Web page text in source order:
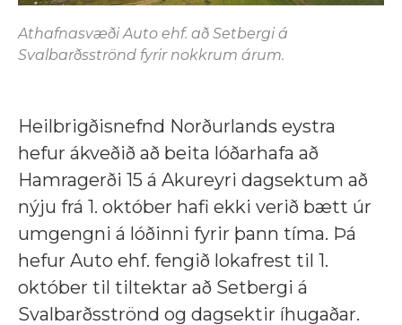
Athafnasvæði Auto ehf. að Setbergi á
Svalbarðsströnd fyrir nokkrum árum.
Heilbrigðisnefnd Norðurlands eystra
hefur ákveðið að beita lóðarhafa að
Hamragerði 15 á Akureyri dagsektum að
nýju frá 1. október hafi ekki verið bætt úr
umgengni á lóðinni fyrir þann tíma. Þá
hefur Auto ehf. fengið lokafrest til 1.
október til tiltektar að Setbergi á
Svalbarðsströnd og dagsektir íhugaðar.